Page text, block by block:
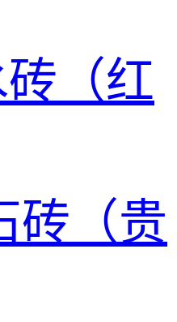
（红